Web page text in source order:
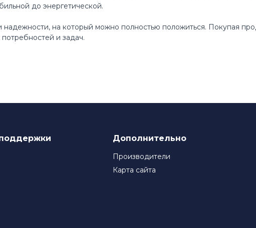
до энергетической.
надежности, на который можно полностью положиться. Покупая
и задач.
Дополнительно
Производители
Карта сайта